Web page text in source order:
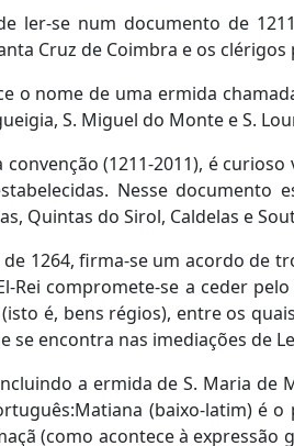
ler-se num documento de
Cruz de Coimbra e os
o nome de uma ermida
S. Miguel do Monte e S.
(1211-2011), é
Nesse documento
Quintas do Sirol, Caldelas e
1264, firma-se um acordo de
compromete-se a ceder
é, bens régios), entre os
encontra nas imediações de
a ermida de S. Maria
(baixo-latim) é
(como acontece à expressão